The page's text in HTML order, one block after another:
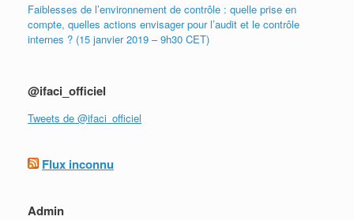
Faiblesses de l’environnement de contrôle : quelle prise en
compte, quelles actions envisager pour l’audit et le contrôle
internes ? (15 janvier 2019 – 9h30 CET)
@ifaci_officiel
Tweets de @ifaci_officiel
Flux inconnu
Admin